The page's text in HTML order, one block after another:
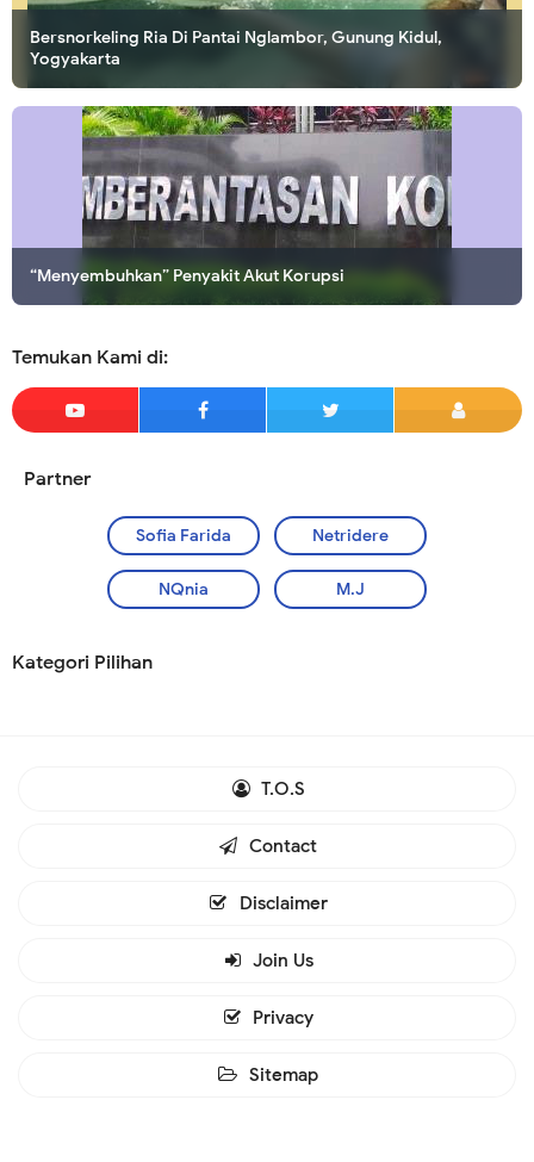
Bersnorkeling Ria Di Pantai Nglambor, Gunung Kidul,
Yogyakarta
“Menyembuhkan” Penyakit Akut Korupsi
Membuka Pintu Surga dengan Memelihara Anak Yatim
Temukan Kami di:
Partner
Sofia Farida Netridere
NQnia M.J
Kategori Pilihan
T.O.S
Contact
Disclaimer
Join Us
Privacy
Sitemap